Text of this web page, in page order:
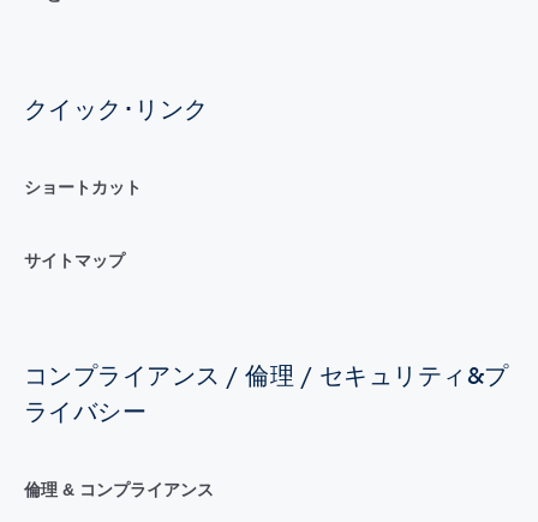
クイック･リンク
ショートカット
サイトマップ
コンプライアンス / 倫理 / セキュリティ&プ
ライバシー
倫理 & コンプライアンス